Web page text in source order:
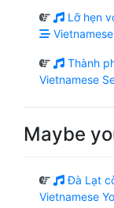
Lỡ hẹn
Thành
Vietnamese
Maybe
Đà Lạt
Vietnamese